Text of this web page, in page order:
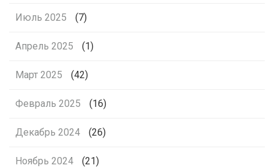
Июль 2025 (7)
Апрель 2025 (1)
Март 2025 (42)
Февраль 2025 (16)
Декабрь 2024 (26)
Ноябрь 2024 (21)